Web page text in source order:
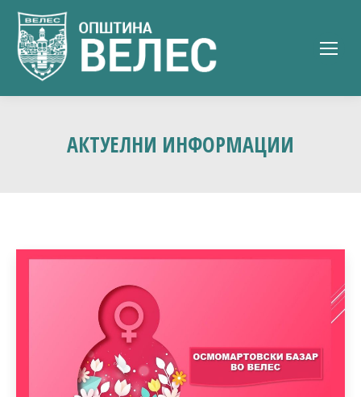
АКТУЕЛНИ ИНФОРМАЦИИ